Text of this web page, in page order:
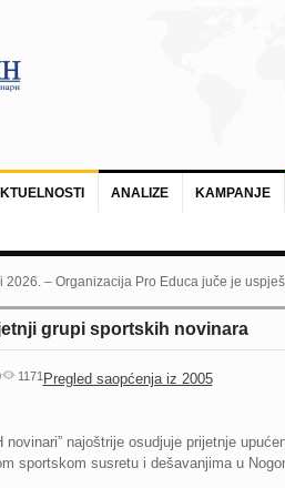
ANALIZE KAMPANJE
2026. – Organizacija Pro Educa juče je
grupi sportskih novinara
Pregled saopćenja iz 2005
1171
novinari” najoštrije osudjuje prijetnje
sportskom susretu i dešavanjima u